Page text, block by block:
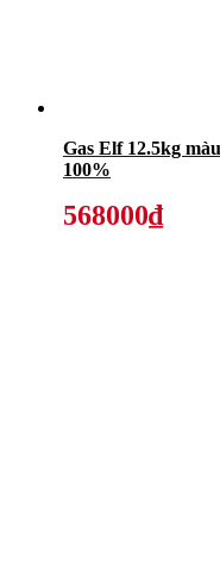
Gas Elf 12.5kg
100%
568000₫